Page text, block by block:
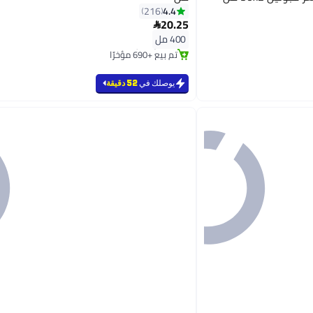
4.4
216
20.25
400 مل
#2 في زيت وسيروم
بتخلّص بسرعة
تم بيع +690 مؤخرًا
#2 في زيت وسيروم
يوصلك في52 دقيقة